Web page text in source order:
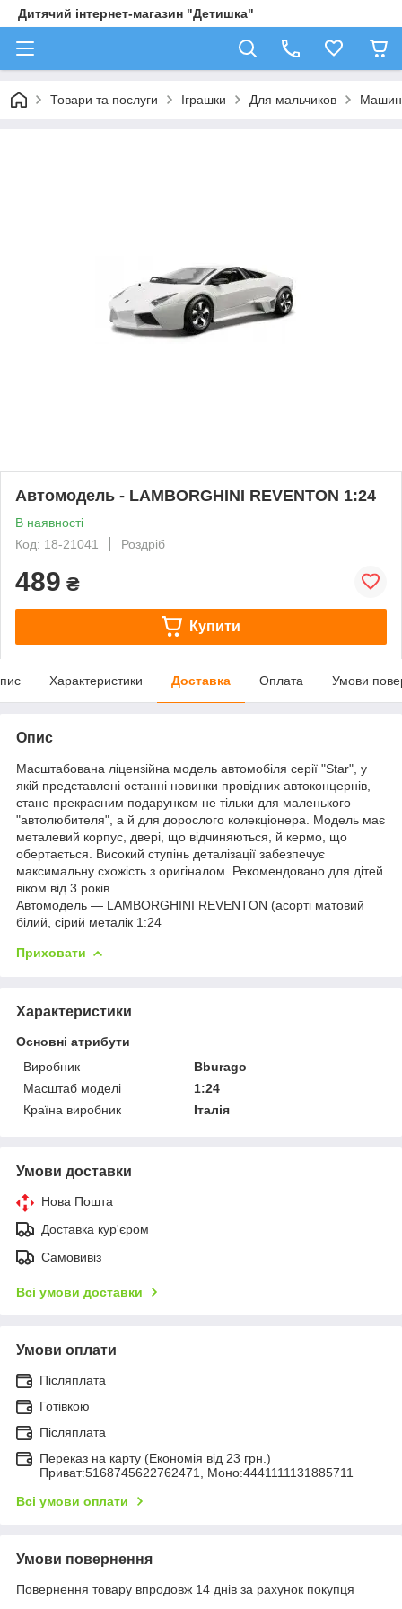
Дитячий інтернет-магазин "Детишка"
Товари та послуги Іграшки Для мальчиков
Автомодель - LAMBORGHINI REVENTON 1:24
В наявності
Код: 18-21041
Роздріб
489 ₴
Купити
Характеристики Доставка Оплата Умови
Опис
Масштабована ліцензійна модель автомобіля серії "Star", у
якій представлені останні новинки провідних автоконцернів,
стане прекрасним подарунком не тільки для маленького
"автолюбителя", а й для дорослого колекціонера. Модель має
металевий корпус, двері, що відчиняються, й кермо, що
обертається. Високий ступінь деталізації забезпечує
максимальну схожість з оригіналом. Рекомендовано для дітей
віком від 3 років.
Автомодель — LAMBORGHINI REVENTON (асорті матовий
білий, сірий металік 1:24
Приховати
Характеристики
Основні атрибути
Виробник
Bburago
Масштаб моделі
1:24
Країна виробник
Італія
Умови доставки
Нова Пошта
Доставка кур'єром
Самовивіз
Всі умови доставки
Умови оплати
Післяплата
Готівкою
Післяплата
Переказ на карту (Економія від 23 грн.)
Приват:5168745622762471, Моно:4441111131885711
Всі умови оплати
Умови повернення
Повернення товару впродовж 14 днів за рахунок покупця